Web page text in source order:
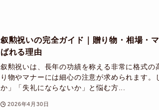
叙勲祝いの完全ガイド｜贈り物・相場・
ばれる理由
叙勲祝いは、長年の功績を称える非常に格式の
り物やマナーには細心の注意が求められます。
か」「失礼にならないか」と悩む方...
2026年4月30日